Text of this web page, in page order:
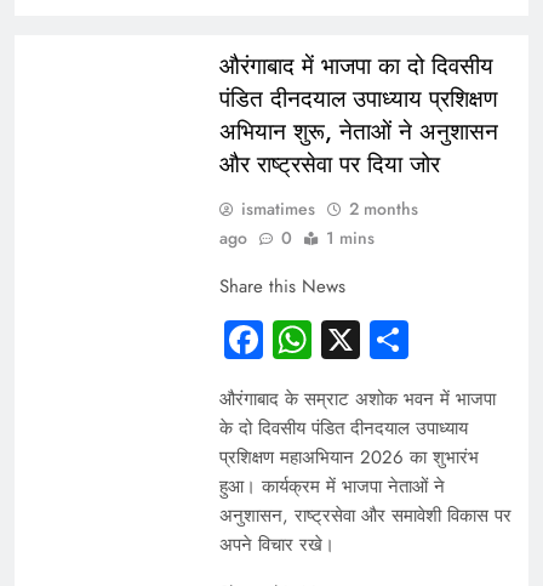
औरंगाबाद में भाजपा का दो दिवसीय
पंडित दीनदयाल उपाध्याय प्रशिक्षण
अभियान शुरू, नेताओं ने अनुशासन
और राष्ट्रसेवा पर दिया जोर
ismatimes
2 months
ago
0 1 mins
Share this News
Facebook
WhatsApp
X Share
औरंगाबाद के सम्राट अशोक भवन में भाजपा
के दो दिवसीय पंडित दीनदयाल उपाध्याय
प्रशिक्षण महाअभियान 2026 का शुभारंभ
हुआ। कार्यक्रम में भाजपा नेताओं ने
अनुशासन, राष्ट्रसेवा और समावेशी विकास पर
अपने विचार रखे।